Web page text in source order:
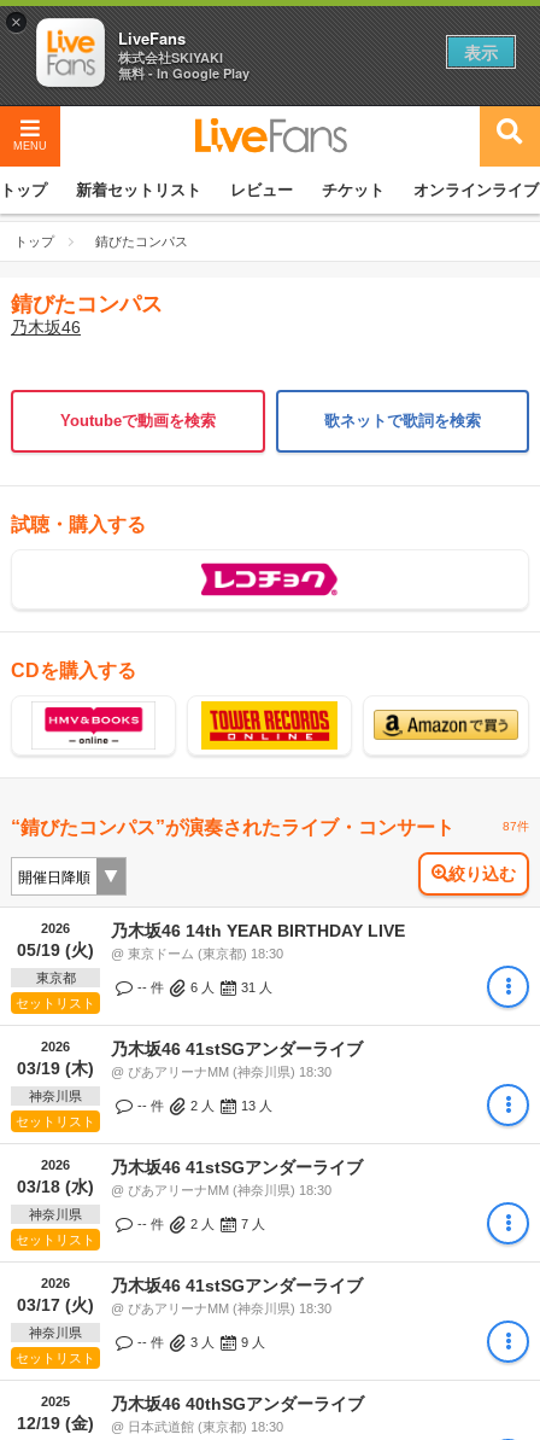
MENU
トップ 新着セットリスト レビュー チケット オンラインライブ
トップ 錆びたコンパス
錆びたコンパス
乃木坂46
Youtubeで動画を検索 歌ネットで歌詞を検索
試聴・購入する
CDを購入する
“錆びたコンパス”が演奏されたライブ・コンサート 87件
絞り込む
2026
05/19 (火)
東京都
セットリスト
乃木坂46 14th YEAR BIRTHDAY LIVE
@ 東京ドーム (東京都) 18:30
-- 件 6 人 31 人
2026
03/19 (木)
神奈川県
セットリスト
乃木坂46 41stSGアンダーライブ
@ ぴあアリーナMM (神奈川県) 18:30
-- 件 2 人 13 人
2026
03/18 (水)
神奈川県
セットリスト
乃木坂46 41stSGアンダーライブ
@ ぴあアリーナMM (神奈川県) 18:30
-- 件 2 人 7 人
2026
03/17 (火)
神奈川県
セットリスト
乃木坂46 41stSGアンダーライブ
@ ぴあアリーナMM (神奈川県) 18:30
-- 件 3 人 9 人
2025
12/19 (金)
乃木坂46 40thSGアンダーライブ
@ 日本武道館 (東京都) 18:30
×
LiveFans
株式会社SKIYAKI
無料 - In Google Play
表示